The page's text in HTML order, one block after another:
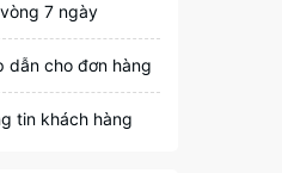
7 ngày
dẫn cho đơn hàng
tin khách hàng